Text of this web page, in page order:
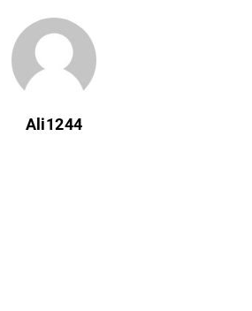
Ali1244